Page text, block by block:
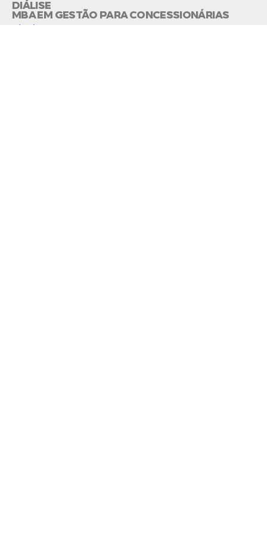
DIÁLISE
MBA EM GESTÃO PARA CONCESSIONÁRIAS
veja todos